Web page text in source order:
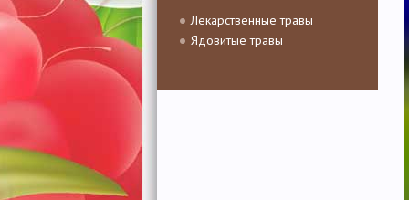
Лекарственные травы
Ядовитые травы